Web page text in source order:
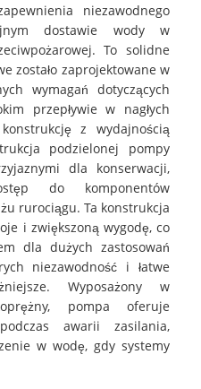
niezawodnego
dostawie wody w
To solidne
zostało zaprojektowane w
wymagań dotyczących
przepływie w nagłych
z wydajnością
podzielonej pompy
dla konserwacji,
do komponentów
rurociągu. Ta konstrukcja
i zwiększoną wygodę, co
dla dużych zastosowań
niezawodność i łatwe
Wyposażony w
pompa oferuje
awarii zasilania,
w wodę, gdy systemy